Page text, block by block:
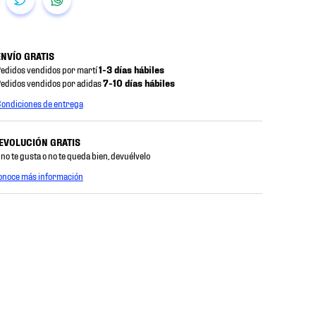
GRATIS
vendidos por martí1-3 días hábiles
vendidos por adidas7-10 días hábiles
de entrega
GRATIS
te gusta o no te queda bien, devuélvelo
más información